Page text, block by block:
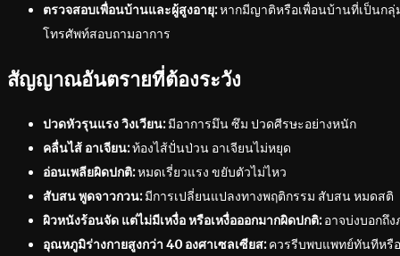
ตรวจสอบเพื่อนบ้านและผู้สูงอายุ:หากมีญาติหรือเพื่อนบ้านที่เป็นกลุ่
โทรศัพท์สอบถามอาการ
สัญญาณอันตรายที่ต้องระวัง
ปวดหัวรุนแรง วิงเวียน:มีอาการมึน ซึม ปวดศีรษะอย่างหนัก
คลื่นไส้ อาเจียน:ท้องไส้ปั่นป่วน อาเจียนไม่หยุด
อ่อนเพลียผิดปกติ:หมดเรี่ยวแรง ขยับตัวไม่ไหว
สับสน พูดจาวกวน:มีการเปลี่ยนแปลงทางพฤติกรรม สับสน หมดสติ
ผิวหนังร้อนจัด แต่ไม่มีเหงื่อ หรือเหงื่อออกมากผิดปกติ:อาจบ่งบอกถึ
อุณหภูมิร่างกายสูงกว่า 40 องศาเซลเซียส:ควรรีบพบแพทย์ทันทีหรื